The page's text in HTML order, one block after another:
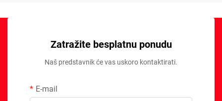
Zatražite besplatnu ponudu
Naš predstavnik će vas uskoro kontaktirati.
E-mail